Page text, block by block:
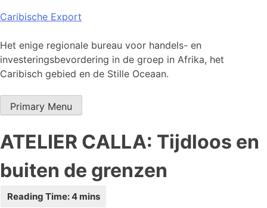
Skip
content
Caribische Export
Het enige regionale bureau voor handels- en
investeringsbevordering in de groep in Afrika, het
Caribisch gebied en de Stille Oceaan.
Primary Menu
ATELIER CALLA: Tijdloos en
buiten de grenzen